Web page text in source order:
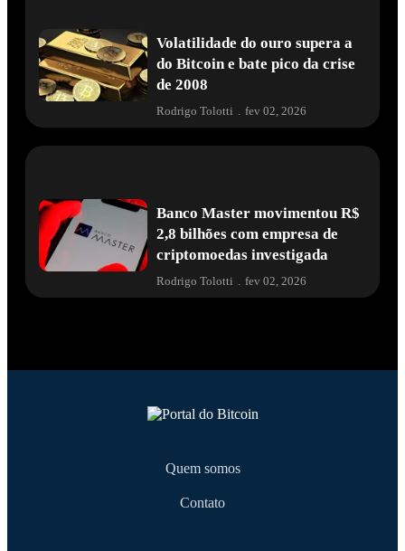
Volatilidade do ouro supera a
do Bitcoin e bate pico da crise
de 2008
Rodrigo Tolotti . fev 02, 2026
Banco Master movimentou R$
2,8 bilhões com empresa de
criptomoedas investigada
Rodrigo Tolotti fev 02, 2026
Quem somos
Contato